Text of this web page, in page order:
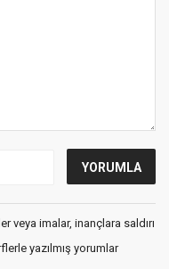
veya imalar, inançlara saldırı
yazılmış yorumlar